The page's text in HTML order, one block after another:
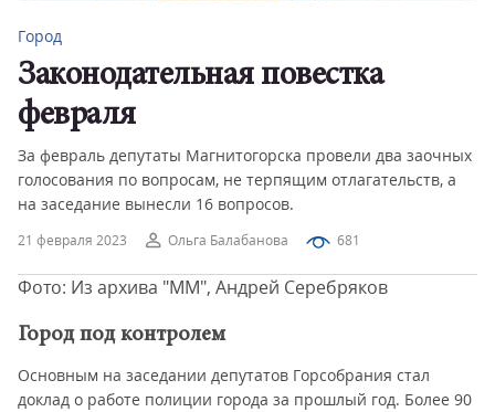
21 февраля 2023 Ольга Балабанова 681
Город
Законодательная повестка
февраля
За февраль депутаты Магнитогорска провели два заочных
голосования по вопросам, не терпящим отлагательств, а
на заседание вынесли 16 вопросов.
Фото: Из архива "ММ", Андрей Серебряков
Город под контролем
Основным на заседании депутатов Горсобрания стал
доклад о работе полиции города за прошлый год. Более 90